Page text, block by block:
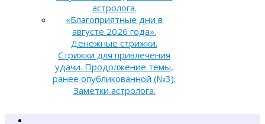
астролога.
«Благоприятные дни в
августе 2026 года».
Денежные стрижки.
Стрижки для привлечения
удачи. Продолжение темы,
ранее опубликованной (№3).
Заметки астролога.